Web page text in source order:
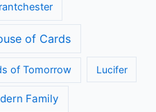
of Cards
of Tomorrow Lucifer
Family